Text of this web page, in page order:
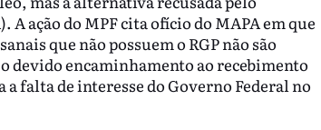
ação do MPF cita ofício do MAPA em que
que não possuem o RGP não são
devido encaminhamento ao recebimento
falta de interesse do Governo Federal no